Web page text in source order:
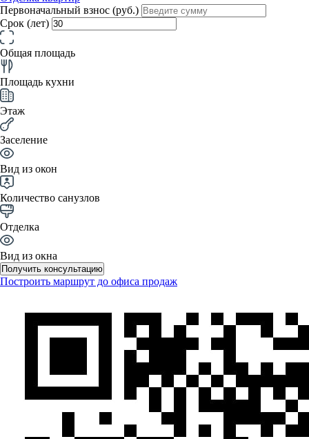
Первоначальный взнос (руб.)
Срок (лет)
Общая площадь
Площадь кухни
Этаж
Заселение
Вид из окон
Количество санузлов
Отделка
Вид из окна
Получить консультацию
Построить маршрут до офиса продаж